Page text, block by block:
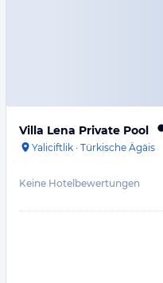
Villa Lena Private Pool
Yaliciftlik · Türkische Ägäis
Keine Hotelbewertungen